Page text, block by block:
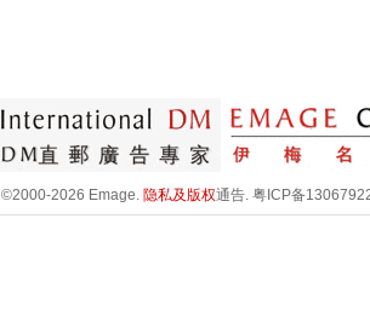
©2000-2026 Emage. 隐私及版权通告. 粤ICP备